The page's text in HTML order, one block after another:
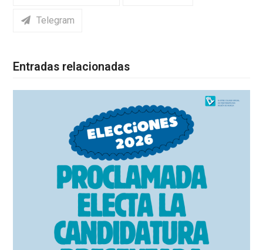
Telegram
Entradas relacionadas